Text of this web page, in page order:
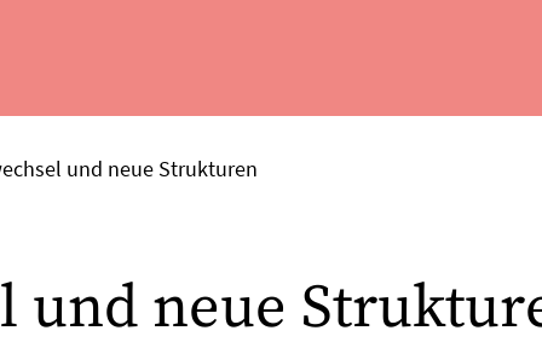
und neue Strukturen
und neue